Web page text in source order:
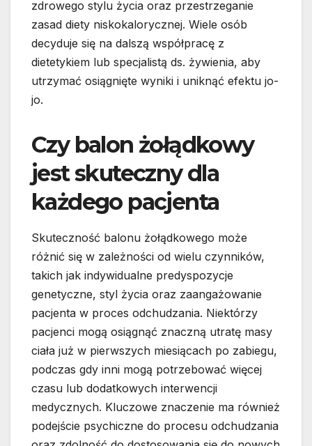
zdrowego stylu życia oraz przestrzeganie
zasad diety niskokalorycznej. Wiele osób
decyduje się na dalszą współpracę z
dietetykiem lub specjalistą ds. żywienia, aby
utrzymać osiągnięte wyniki i uniknąć efektu jo-
jo.
Czy balon żołądkowy
jest skuteczny dla
każdego pacjenta
Skuteczność balonu żołądkowego może
różnić się w zależności od wielu czynników,
takich jak indywidualne predyspozycje
genetyczne, styl życia oraz zaangażowanie
pacjenta w proces odchudzania. Niektórzy
pacjenci mogą osiągnąć znaczną utratę masy
ciała już w pierwszych miesiącach po zabiegu,
podczas gdy inni mogą potrzebować więcej
czasu lub dodatkowych interwencji
medycznych. Kluczowe znaczenie ma również
podejście psychiczne do procesu odchudzania